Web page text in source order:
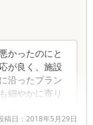
かったのにと
が良く、施設
沿ったプラン
細やかに寄り
稿日： 2018年5月29日